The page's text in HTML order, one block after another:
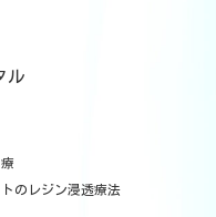
ル
トのレジン浸透療法